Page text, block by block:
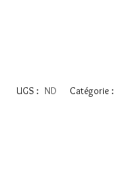
UGS : ND Catégorie :